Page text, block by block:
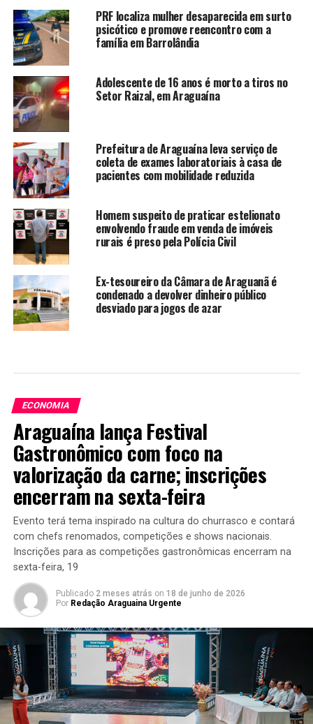
PRF localiza mulher desaparecida em surto
psicótico e promove reencontro com a
família em Barrolândia
Adolescente de 16 anos é morto a tiros no
Setor Raizal, em Araguaína
Prefeitura de Araguaína leva serviço de
coleta de exames laboratoriais à casa de
pacientes com mobilidade reduzida
Homem suspeito de praticar estelionato
envolvendo fraude em venda de imóveis
rurais é preso pela Polícia Civil
Ex-tesoureiro da Câmara de Araguanã é
condenado a devolver dinheiro público
desviado para jogos de azar
ECONOMIA
Araguaína lança Festival
Gastronômico com foco na
valorização da carne; inscrições
encerram na sexta-feira
Evento terá tema inspirado na cultura do churrasco e contará
com chefs renomados, competições e shows nacionais.
Inscrições para as competições gastronômicas encerram na
sexta-feira, 19
Publicado 2 meses atrás on 18 de junho de 2026
Por Redação Araguaina Urgente